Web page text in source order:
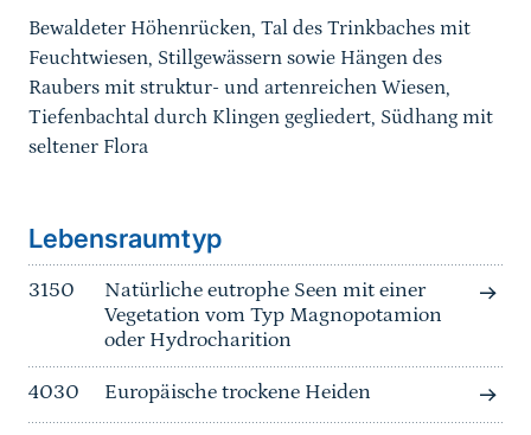
Bewaldeter Höhenrücken, Tal des Trinkbaches mit
Feuchtwiesen, Stillgewässern sowie Hängen des
Raubers mit struktur- und artenreichen Wiesen,
Tiefenbachtal durch Klingen gegliedert, Südhang mit
seltener Flora
Lebensraumtyp
3150
Natürliche eutrophe Seen mit einer
Vegetation vom Typ Magnopotamion
oder Hydrocharition
4030 Europäische trockene Heiden